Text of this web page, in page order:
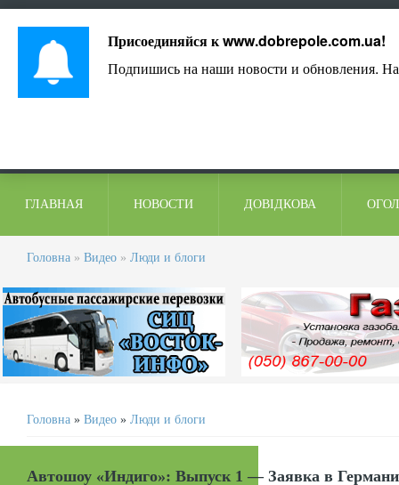
ГЛАВНАЯ НОВОСТИ ДОВІДКОВА
Головна » Видео » Люди и блоги
Головна » Видео » Люди и блоги
Автошоу «Индиго»: Выпуск 1 — Заявка в
Присоединяйся кwww.dobrepole.com.ua!
Подпишись на наши новости и обновления.